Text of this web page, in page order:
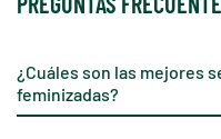
¿Cuáles son las mejores
feminizadas?